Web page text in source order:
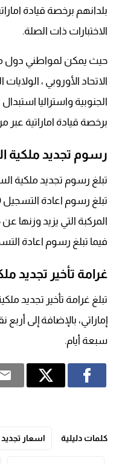
بلدانهم برخصة قيادة
الاختبارات ذات الصلة.
حيث يمكن لمواطني دول
الاتحاد الأوروبي ، الولايات
الجنوبية واستراليا
برخصة قيادة اماراتية عبر
رسوم تجديد ملكية
فيما تبلغ رسوم اعادة التسجيل
غرامة تأخير تجديد
إماراتي، بالإضافة إلى
سبعة أيام.
كلمات دليلية اسعار